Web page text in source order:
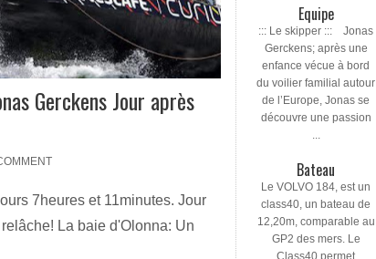
Equipe
::: Le skipper ::: Jonas
Gerckens; après une
enfance vécue à bord
du voilier familial autour
de l’Europe, Jonas se
découvre une passion
Bateau
Le VOLVO 184, est un
class40, un bateau de
12,20m, comparable au
GP2 des mers. Le
Class40 permet
Gerckens Jour après
7heures et 11minutes. Jour
La baie d'Olonna: Un